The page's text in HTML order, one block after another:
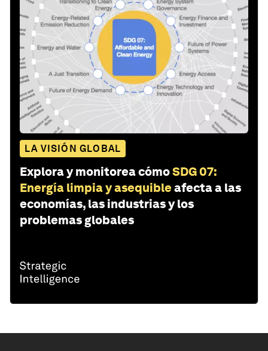
LA VISIÓN GLOBAL
Explora y monitorea cómoSDG 07:
Energía limpia y asequible afecta a las
economías, las industrias y los
problemas globales